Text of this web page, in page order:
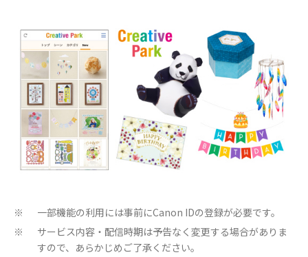
※ 一部機能の利用には事前にCanon IDの登録が必要です。
※
サービス内容・配信時期は予告なく変更する場合がありま
すので、あらかじめご了承ください。